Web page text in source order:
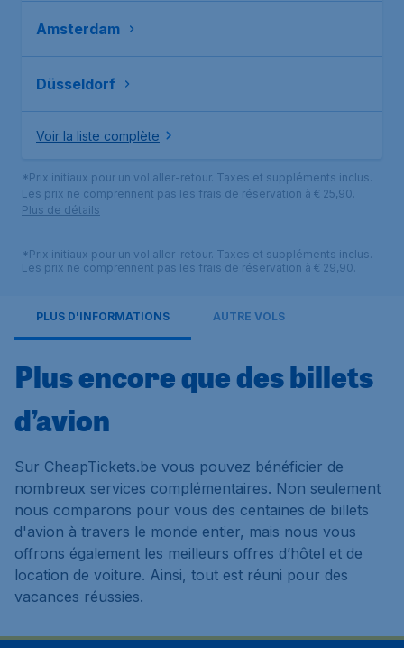
Amsterdam
Düsseldorf
Voir la liste complète
*Prix initiaux pour un vol aller-retour. Taxes et suppléments inclus.
Les prix ne comprennent pas les frais de réservation à € 25,90.
Plus de détails
*Prix initiaux pour un vol aller-retour. Taxes et suppléments inclus.
Les prix ne comprennent pas les frais de réservation à € 29,90.
PLUS D'INFORMATIONS AUTRE VOLS
Plus encore que des billets
d’avion
Sur CheapTickets.be vous pouvez bénéficier de
nombreux services complémentaires. Non seulement
nous comparons pour vous des centaines de billets
d'avion à travers le monde entier, mais nous vous
offrons également les meilleurs offres d’hôtel et de
location de voiture. Ainsi, tout est réuni pour des
vacances réussies.